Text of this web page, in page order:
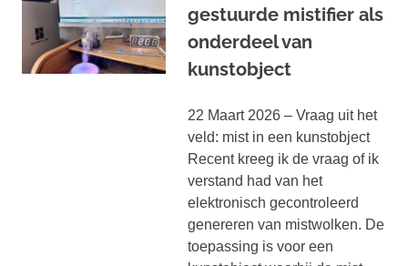
gestuurde mistifier als
onderdeel van
kunstobject
22 Maart 2026 – Vraag uit het
veld: mist in een kunstobject
Recent kreeg ik de vraag of ik
verstand had van het
elektronisch gecontroleerd
genereren van mistwolken. De
toepassing is voor een